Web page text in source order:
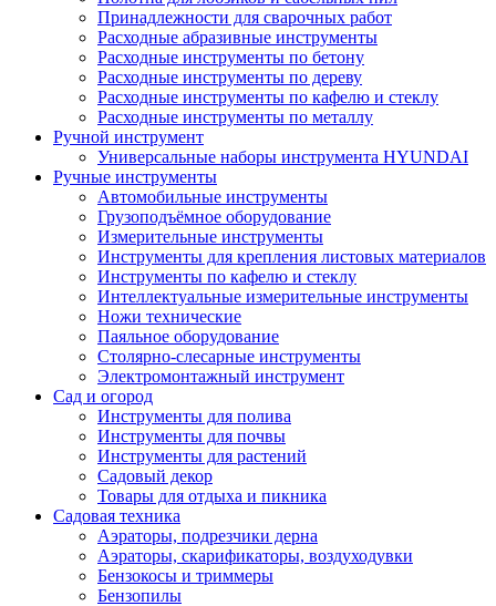
Принадлежности для сварочных работ
Расходные абразивные инструменты
Расходные инструменты по бетону
Расходные инструменты по дереву
Расходные инструменты по кафелю и стеклу
Расходные инструменты по металлу
Ручной инструмент
Универсальные наборы инструмента HYUNDAI
Ручные инструменты
Автомобильные инструменты
Грузоподъёмное оборудование
Измерительные инструменты
Инструменты для крепления листовых материалов
Инструменты по кафелю и стеклу
Интеллектуальные измерительные инструменты
Ножи технические
Паяльное оборудование
Столярно-слесарные инструменты
Электромонтажный инструмент
Сад и огород
Инструменты для полива
Инструменты для почвы
Инструменты для растений
Садовый декор
Товары для отдыха и пикника
Садовая техника
Аэраторы, подрезчики дерна
Аэраторы, скарификаторы, воздуходувки
Бензокосы и триммеры
Бензопилы